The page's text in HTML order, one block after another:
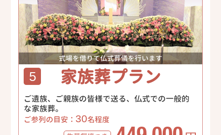
式場を借りて仏式葬儀を行います
5 家族葬プラン
ご遺族、ご親族の皆様で送る、仏式での一般的
な家族葬。
ご参列の目安： 30名程度